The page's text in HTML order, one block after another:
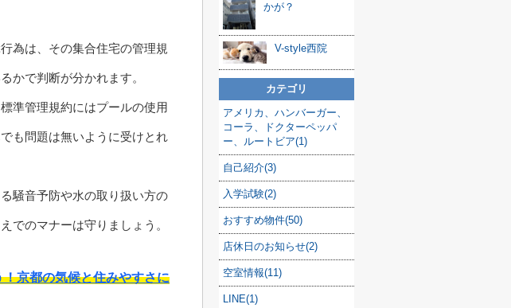
為は、その集合住宅の管理規
かで判断が分かれます。
準管理規約にはプールの使用
も問題は無いように受けとれ
騒音予防や水の取り扱い方の
でのマナーは守りましょう。
京都の気候と住みやすさに
かが？
V-style西院
カテゴリ
アメリカ、ハンバーガー、
コーラ、ドクターペッパ
ー、ルートビア(1)
自己紹介(3)
入学試験(2)
おすすめ物件(50)
店休日のお知らせ(2)
空室情報(11)
LINE(1)